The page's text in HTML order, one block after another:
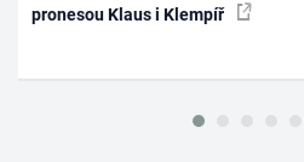
pronesou Klaus i Klempíř